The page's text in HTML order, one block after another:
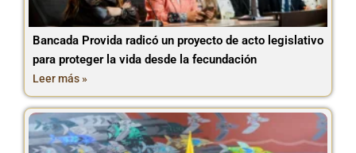
Bancada Provida radicó un proyecto de acto legislativo
para proteger la vida desde la fecundación
Leer más »